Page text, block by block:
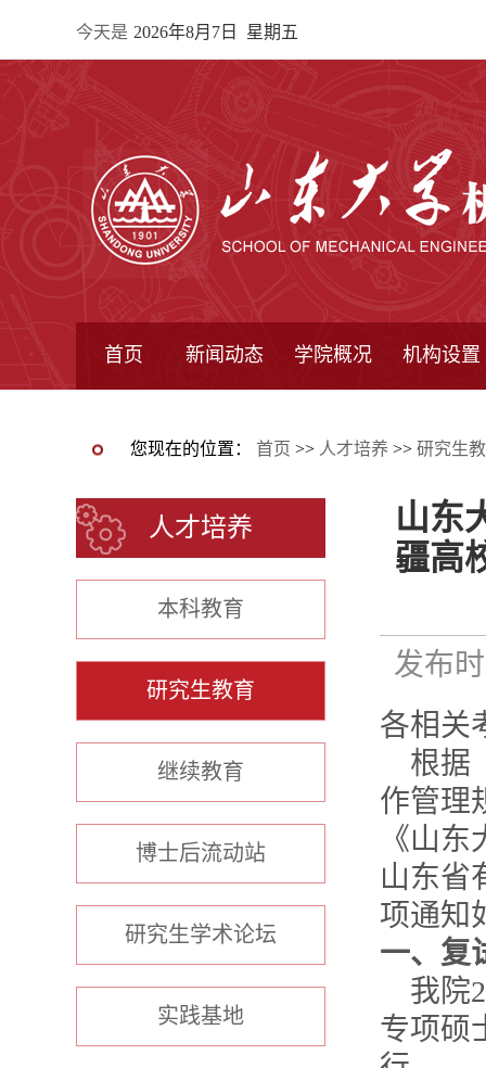
今天是 2026年8月7日 星期五
首页 新闻动态 学院概况 机构设置
您现在的位置： 首页 >> 人才培养 >> 研究生
人才培养
本科教育
研究生教育
继续教育
博士后流动站
研究生学术论坛
实践基地
山东
疆高
发布
各相关
根据
作管理
《山东
山东省
项通知
一、复
我院
专项硕